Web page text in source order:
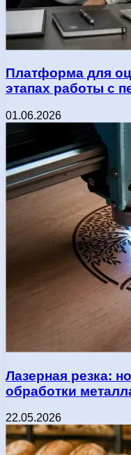
Платформа для
этапах работы с
01.06.2026
Лазерная резка:
обработки
22.05.2026